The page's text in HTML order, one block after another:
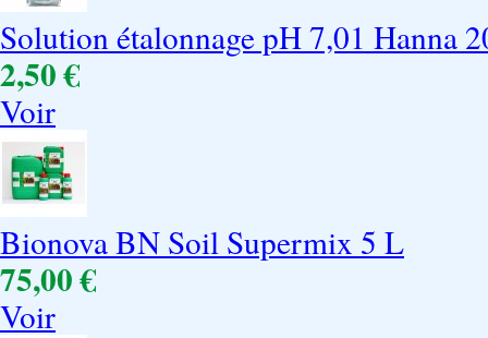
Solution étalonnage pH 7,01 Hanna
2,50 €
Voir
Bionova BN Soil Supermix 5 L
75,00 €
Voir